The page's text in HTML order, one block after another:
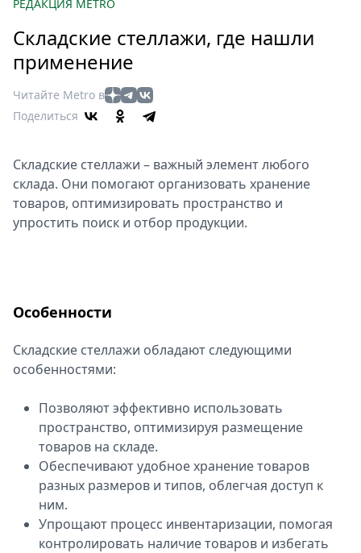
Мир
Здоровье
Еда
Туризм
Театр
Кино
Афиша
Книги
О
Стримы
Спецпроекты
Выборы
2026
Скачай
Metro
РЕДАКЦИЯ METRO
Складские стеллажи, где нашли
применение
Читайте Metro в
Поделиться
Складские стеллажи – важный элемент любого
склада. Они помогают организовать хранение
товаров, оптимизировать пространство и
упростить поиск и отбор продукции.
Особенности
Складские стеллажи обладают следующими
особенностями:
Позволяют эффективно использовать
пространство, оптимизируя размещение
товаров на складе.
Обеспечивают удобное хранение товаров
разных размеров и типов, облегчая доступ к
ним.
Упрощают процесс инвентаризации, помогая
контролировать наличие товаров и избегать